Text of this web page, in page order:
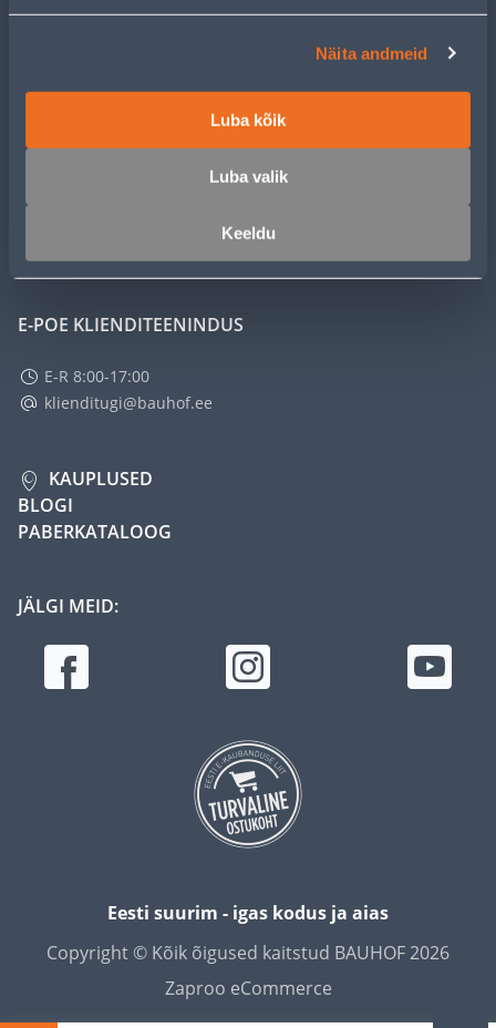
Näita andmeid
Luba kõik
Luba valik
Keeldu
E-POE KLIENDITEENINDUS
E-R 8:00-17:00
klienditugi@bauhof.ee
KAUPLUSED
BLOGI
PABERKATALOOG
JÄLGI MEID:
Eesti suurim - igas kodus ja aias
Copyright © Kõik õigused kaitstud BAUHOF 2026
Zaproo eCommerce